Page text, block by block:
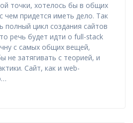
точки, хотелось бы в общих
чем придется иметь дело. Так
полный цикл создания сайтов
речь будет идти о full-stack
с самых общих вещей,
не затягивать с теорией, и
Сайт, как и web-